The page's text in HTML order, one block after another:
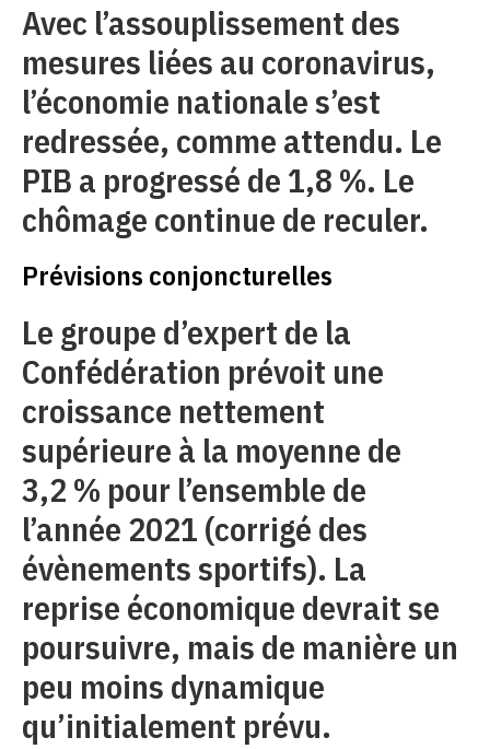
Avec l’assouplissement des
mesures liées au coronavirus,
l’économie nationale s’est
redressée, comme attendu. Le
PIB a progressé de 1,8 %. Le
chômage continue de reculer.
Prévisions conjoncturelles
Le groupe d’expert de la
Confédération prévoit une
croissance nettement
supérieure à la moyenne de
3,2 % pour l’ensemble de
l’année 2021 (corrigé des
évènements sportifs). La
reprise économique devrait se
poursuivre, mais de manière un
peu moins dynamique
qu’initialement prévu.